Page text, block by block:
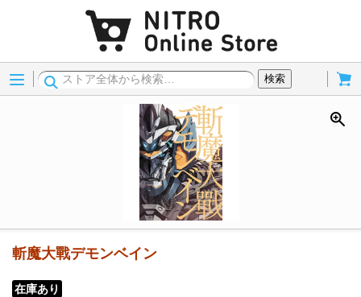
Menu
検索
斬魔大戰デモンベイン
在庫あり